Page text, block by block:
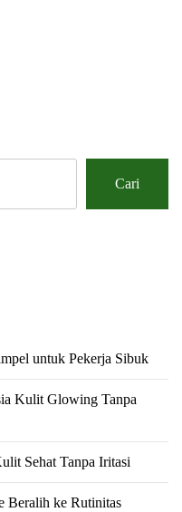
Cari
untuk Pekerja Sibuk
Kulit Glowing Tanpa
Sehat Tanpa Iritasi
Beralih ke Rutinitas